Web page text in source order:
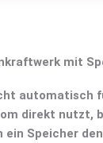
mit
automatisch
direkt nutzt,
Speicher